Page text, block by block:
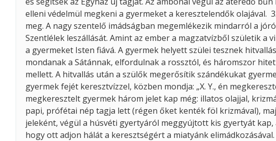
elleni védelmül megkeni a gyermeket a keresztelendők olajával.
meg. A nagy szentelő imádságban megemlékezik mindarról a
Szentlélek leszállását. Amint az ember a magzatvízből születik a
a gyermeket Isten fiává. A gyermek helyett szülei tesznek
mondanak a Sátánnak, elfordulnak a rossztól, és háromszor
mellett. A hitvallás után a szülők megerősítik szándékukat
gyermek fejét keresztvízzel, közben mondja: „X. Y., én
megkeresztelt gyermek három jelet kap még: illatos olajjal,
papi, prófétai nép tagja lett (régen őket kenték föl krizmával),
jeleként, végül a húsvéti gyertyáról meggyújtott kis gyertyát
hogy ott adjon hálát a keresztségért a miatyánk